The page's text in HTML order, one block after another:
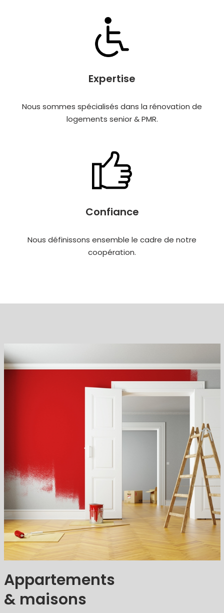
Expertise
Nous sommes spécialisés dans la rénovation de
logements senior & PMR.
Confiance
Nous définissons ensemble le cadre de notre
coopération.
Appartements
& maisons